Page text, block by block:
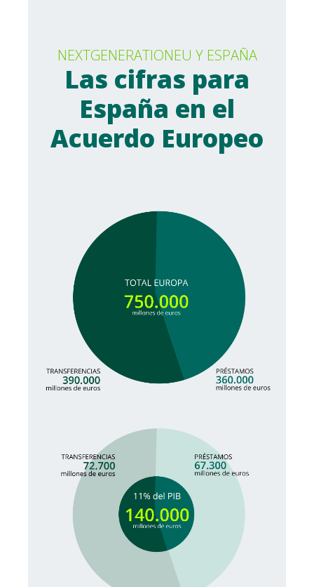
NEXTGENERATIONEU Y ESPAÑA
Las cifras para
España en el
Acuerdo Europeo